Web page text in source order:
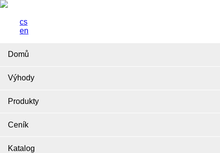
cs
en
Domů
Výhody
Produkty
Ceník
Katalog